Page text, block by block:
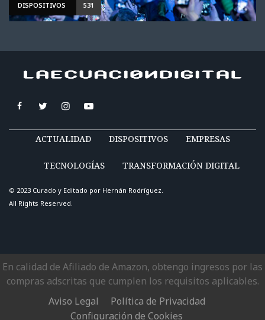
DISPOSITIVOS 531
ACTUALIDAD DISPOSITIVOS EMPRESAS
TECNOLOGÍAS TRANSFORMACIÓN DIGITAL
© 2023 Curado y Editado por Hernán Rodríguez.
All Rights Reserved.
En calidad de Afiliado de Amazon, obtengo ingresos por las
compras adscritas que cumplen los requisitos aplicables.
Aviso Legal
Política de Privacidad
Configuración de Cookies